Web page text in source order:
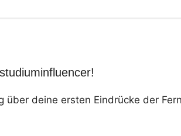
deine ersten Eindrücke der